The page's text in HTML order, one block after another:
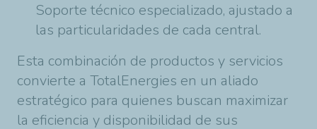
Soporte técnico especializado, ajustado a
las particularidades de cada central.
Esta combinación de productos y servicios
convierte a TotalEnergies en un aliado
estratégico para quienes buscan maximizar
la eficiencia y disponibilidad de sus